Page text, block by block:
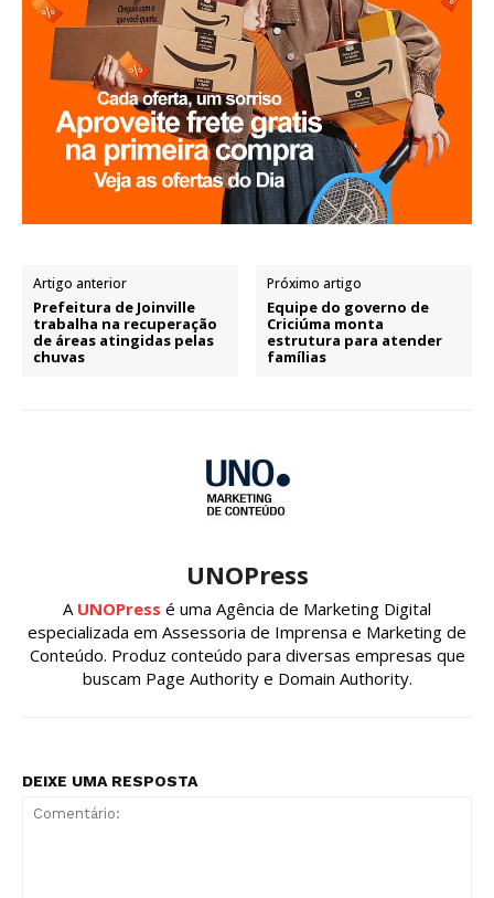
Artigo anterior
Prefeitura de Joinville
trabalha na recuperação
de áreas atingidas pelas
chuvas
Próximo artigo
Equipe do governo de
Criciúma monta
estrutura para atender
famílias
UNOPress
A UNOPress é uma Agência de Marketing Digital
especializada em Assessoria de Imprensa e Marketing de
Conteúdo. Produz conteúdo para diversas empresas que
buscam Page Authority e Domain Authority.
DEIXE UMA RESPOSTA